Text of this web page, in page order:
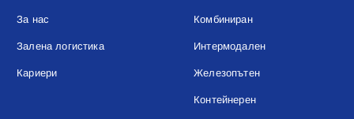
За нас
Залена логистика
Кариери
Комбиниран
Интермодален
Железопътен
Контейнерен